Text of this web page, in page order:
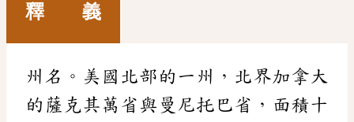
釋 義
州名。美國北部的一州，北界加拿大
的薩克其萬省與曼尼托巴省，面積十